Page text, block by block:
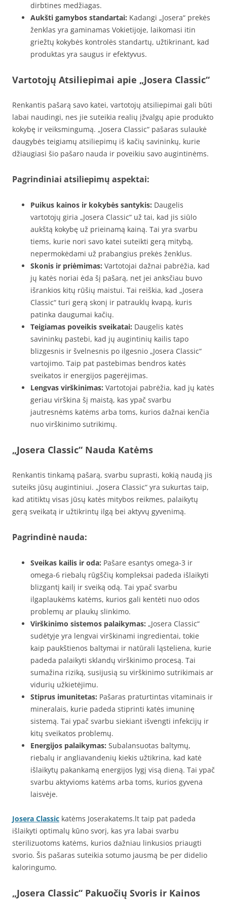
dirbtines medžiagas.
Aukšti gamybos standartai: Kadangi „Josera“ prekės
ženklas yra gaminamas Vokietijoje, laikomasi itin
griežtų kokybės kontrolės standartų, užtikrinant, kad
produktas yra saugus ir efektyvus.
Vartotojų Atsiliepimai apie „Josera Classic“
Renkantis pašarą savo katei, vartotojų atsiliepimai gali būti
labai naudingi, nes jie suteikia realių įžvalgų apie produkto
kokybę ir veiksmingumą. „Josera Classic“ pašaras sulaukė
daugybės teigiamų atsiliepimų iš kačių savininkų, kurie
džiaugiasi šio pašaro nauda ir poveikiu savo augintinėms.
Pagrindiniai atsiliepimų aspektai:
Puikus kainos ir kokybės santykis: Daugelis
vartotojų giria „Josera Classic“ už tai, kad jis siūlo
aukštą kokybę už prieinamą kainą. Tai yra svarbu
tiems, kurie nori savo katei suteikti gerą mitybą,
nepermokėdami už prabangius prekės ženklus.
Skonis ir priėmimas: Vartotojai dažnai pabrėžia, kad
jų katės noriai ėda šį pašarą, net jei anksčiau buvo
išrankios kitų rūšių maistui. Tai reiškia, kad „Josera
Classic“ turi gerą skonį ir patrauklų kvapą, kuris
patinka daugumai kačių.
Teigiamas poveikis sveikatai: Daugelis katės
savininkų pastebi, kad jų augintinių kailis tapo
blizgesnis ir švelnesnis po ilgesnio „Josera Classic“
vartojimo. Taip pat pastebimas bendros katės
sveikatos ir energijos pagerėjimas.
Lengvas virškinimas: Vartotojai pabrėžia, kad jų katės
geriau virškina šį maistą, kas ypač svarbu
jautresnėms katėms arba toms, kurios dažnai kenčia
nuo virškinimo sutrikimų.
„Josera Classic“ Nauda Katėms
Renkantis tinkamą pašarą, svarbu suprasti, kokią naudą jis
suteiks jūsų augintiniui. „Josera Classic“ yra sukurtas taip,
kad atitiktų visas jūsų katės mitybos reikmes, palaikytų
gerą sveikatą ir užtikrintų ilgą bei aktyvų gyvenimą.
Pagrindinė nauda:
Sveikas kailis ir oda: Pašare esantys omega-3 ir
omega-6 riebalų rūgščių kompleksai padeda išlaikyti
blizgantį kailį ir sveiką odą. Tai ypač svarbu
ilgaplaukėms katėms, kurios gali kentėti nuo odos
problemų ar plaukų slinkimo.
Virškinimo sistemos palaikymas: „Josera Classic“
sudėtyje yra lengvai virškinami ingredientai, tokie
kaip paukštienos baltymai ir natūrali ląsteliena, kurie
padeda palaikyti sklandų virškinimo procesą. Tai
sumažina riziką, susijusią su virškinimo sutrikimais ar
vidurių užkietėjimu.
Stiprus imunitetas: Pašaras praturtintas vitaminais ir
mineralais, kurie padeda stiprinti katės imuninę
sistemą. Tai ypač svarbu siekiant išvengti infekcijų ir
kitų sveikatos problemų.
Energijos palaikymas: Subalansuotas baltymų,
riebalų ir angliavandenių kiekis užtikrina, kad katė
išlaikytų pakankamą energijos lygį visą dieną. Tai ypač
svarbu aktyvioms katėms arba toms, kurios gyvena
laisvėje.
Josera Classic katėms Joserakatems.lt taip pat padeda
išlaikyti optimalų kūno svorį, kas yra labai svarbu
sterilizuotoms katėms, kurios dažniau linkusios priaugti
svorio. Šis pašaras suteikia sotumo jausmą be per didelio
kaloringumo.
„Josera Classic“ Pakuočių Svoris ir Kainos